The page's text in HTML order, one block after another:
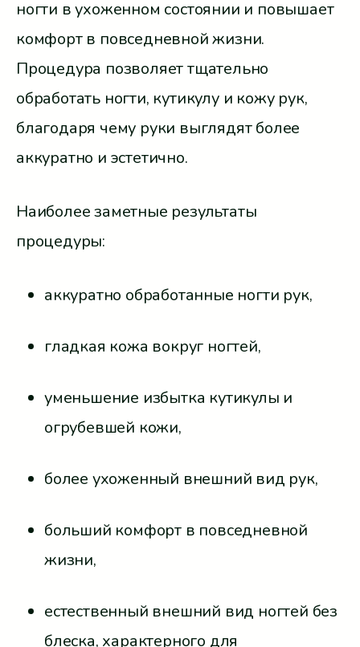
ногти в ухоженном состоянии и повышает
комфорт в повседневной жизни.
Процедура позволяет тщательно
обработать ногти, кутикулу и кожу рук,
благодаря чему руки выглядят более
аккуратно и эстетично.
Наиболее заметные результаты
процедуры:
аккуратно обработанные ногти рук,
гладкая кожа вокруг ногтей,
уменьшение избытка кутикулы и
огрубевшей кожи,
более ухоженный внешний вид рук,
больший комфорт в повседневной
жизни,
естественный внешний вид ногтей без
блеска, характерного для